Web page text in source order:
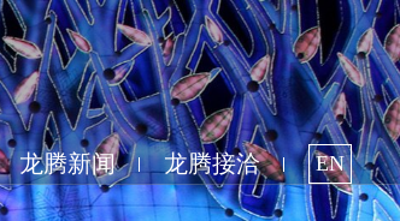
龙腾新闻 龙腾接洽 EN